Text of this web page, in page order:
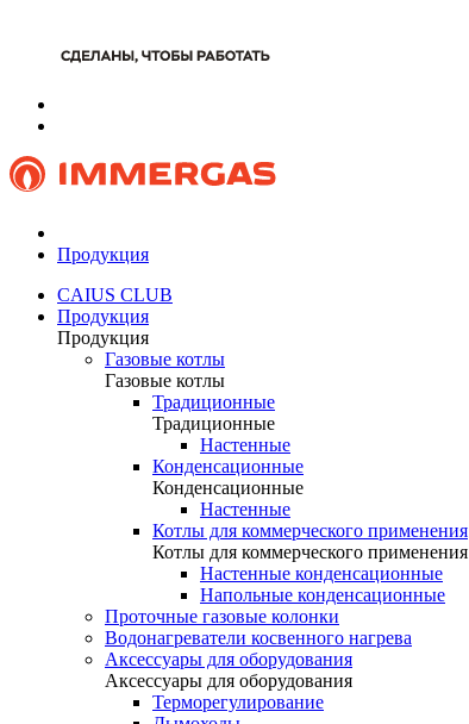
Продукция
CAIUS CLUB
Продукция
Продукция
Газовые котлы
Газовые котлы
Традиционные
Традиционные
Настенные
Конденсационные
Конденсационные
Настенные
Котлы для коммерческого применения
Котлы для коммерческого применения
Настенные конденсационные
Напольные конденсационные
Проточные газовые колонки
Водонагреватели косвенного нагрева
Аксессуары для оборудования
Аксессуары для оборудования
Терморегулирование